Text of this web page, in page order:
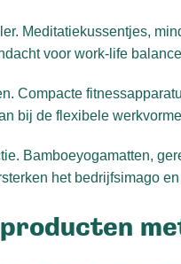
Meditatiekussentjes,
voor work-life
Compacte
bij de flexibele
Bamboeyogamatten,
het bedrijfsimago